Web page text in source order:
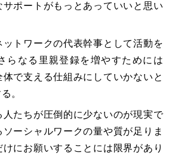
サポートがもっとあっていいと思い
トワークの代表幹事として活動を
らなる里親登録を増やすためには
体で支える仕組みにしていかないと
。
人たちが圧倒的に少ないのが現実で
ーシャルワークの量や質が足りま
にお願いすることには限界があり